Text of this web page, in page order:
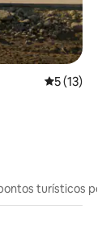
5 de uma
5 (13)
turísticos